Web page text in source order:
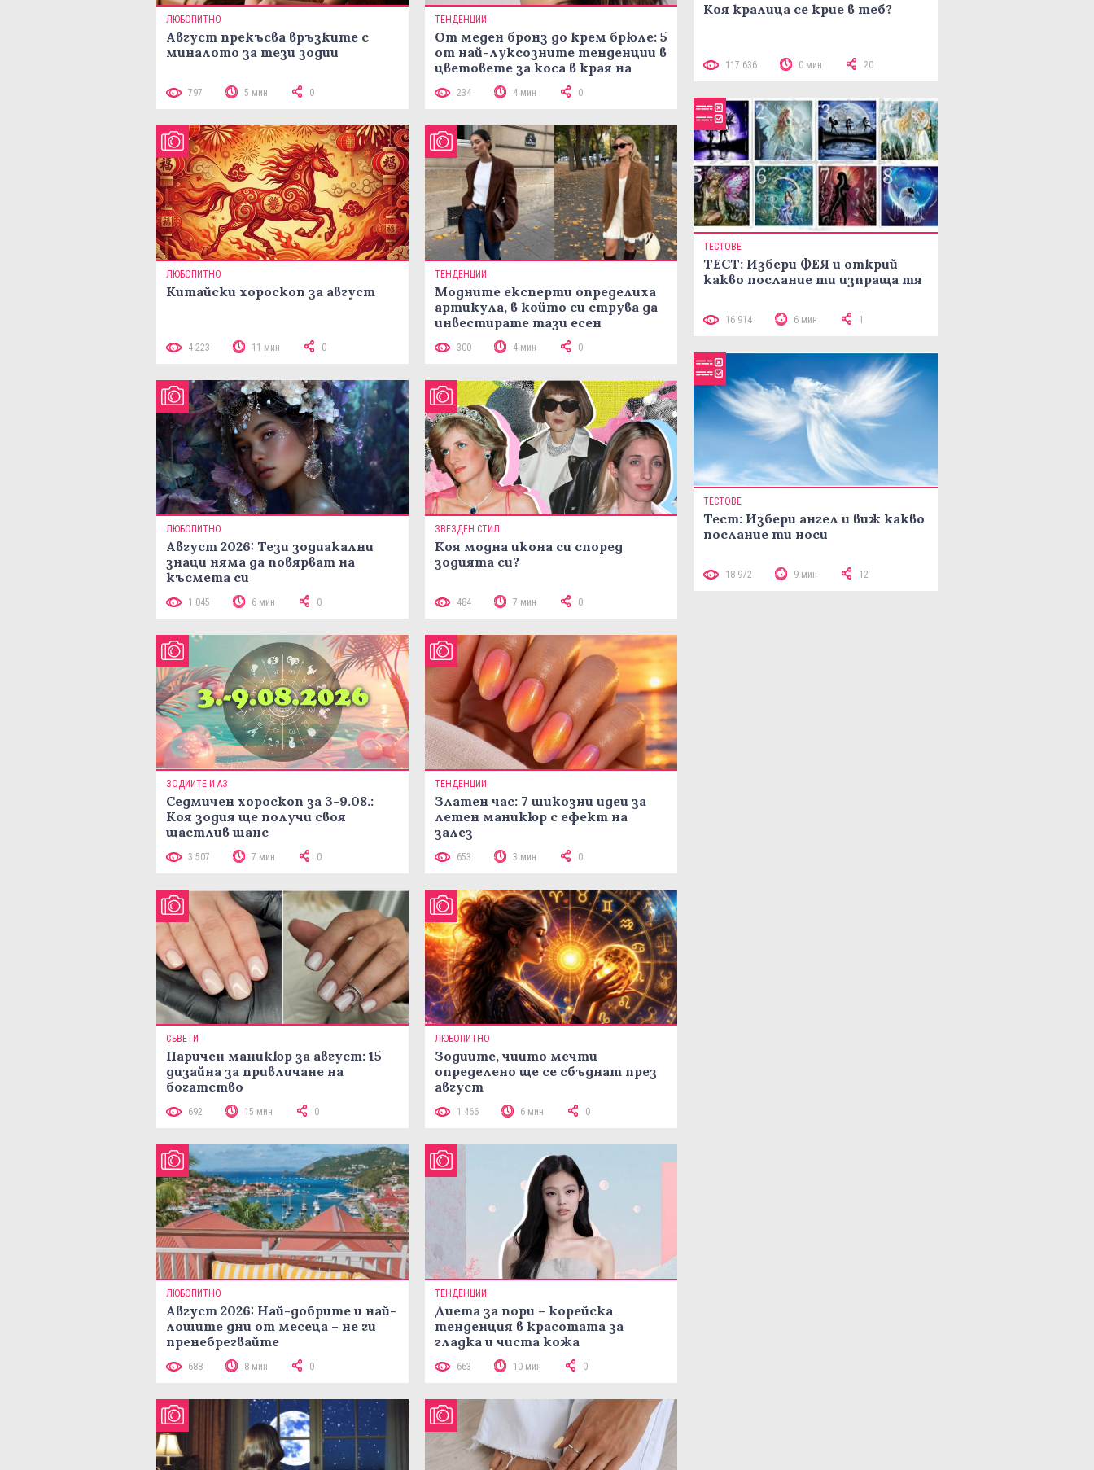
ЛЮБОПИТНО
Август прекъсва връзките с
миналото за тези зодии
797 5 мин 0
ТЕНДЕНЦИИ
От меден бронз до крем брюле: 5
от най-луксозните тенденции в
цветовете за коса в края на
234 4 мин 0
ЛЮБОПИТНО
Китайски хороскоп за август
4 223 11 мин 0
ТЕНДЕНЦИИ
Модните експерти определиха
артикула, в който си струва да
инвестирате тази есен
300 4 мин 0
ЛЮБОПИТНО
Август 2026: Тези зодиакални
знаци няма да повярват на
късмета си
1 045 6 мин 0
ЗВЕЗДЕН СТИЛ
Коя модна икона си според
зодията си?
484 7 мин 0
ЗОДИИТЕ И АЗ
Седмичен хороскоп за 3-9.08.:
Коя зодия ще получи своя
щастлив шанс
3 507 7 мин 0
ТЕНДЕНЦИИ
Златен час: 7 шикозни идеи за
летен маникюр с ефект на
залез
653 3 мин 0
СЪВЕТИ
Паричен маникюр за август: 15
дизайна за привличане на
богатство
692 15 мин 0
ЛЮБОПИТНО
Зодиите, чиито мечти
определено ще се сбъднат през
август
1 466 6 мин 0
ЛЮБОПИТНО
Август 2026: Най-добрите и най-
лошите дни от месеца – не ги
пренебрегвайте
688 8 мин 0
ТЕНДЕНЦИИ
Диета за пори – корейска
тенденция в красотата за
гладка и чиста кожа
663 10 мин 0
Коя кралица се крие в теб?
117 636 0 мин 20
ТЕСТОВЕ
ТЕСТ: Избери ФЕЯ и открий
какво послание ти изпраща тя
16 914 6 мин 1
ТЕСТОВЕ
Тест: Избери ангел и виж какво
послание ти носи
18 972 9 мин 12